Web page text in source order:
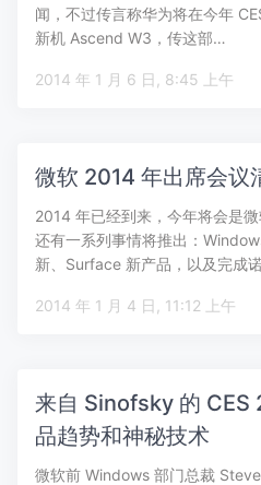
闻，不过传言称华为将在今年
新机 Ascend W3，传这部…
2014 年 1 月 6 日, 8:45 上午
微软 2014 年出席会议
2014 年已经到来，今年将会是
还有一系列事情将推出：
新、Surface 新产品，以及完成
2014 年 1 月 4 日, 11:12 上午
来自 Sinofsky 的 CES
品趋势和神秘技术
微软前 Windows 部门总裁